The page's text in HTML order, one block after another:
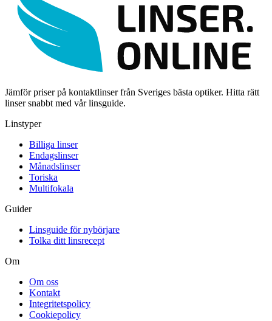
Jämför priser på kontaktlinser från Sveriges bästa optiker. Hitta rätt
linser snabbt med vår linsguide.
Linstyper
Billiga linser
Endagslinser
Månadslinser
Toriska
Multifokala
Guider
Linsguide för nybörjare
Tolka ditt linsrecept
Om
Om oss
Kontakt
Integritetspolicy
Cookiepolicy